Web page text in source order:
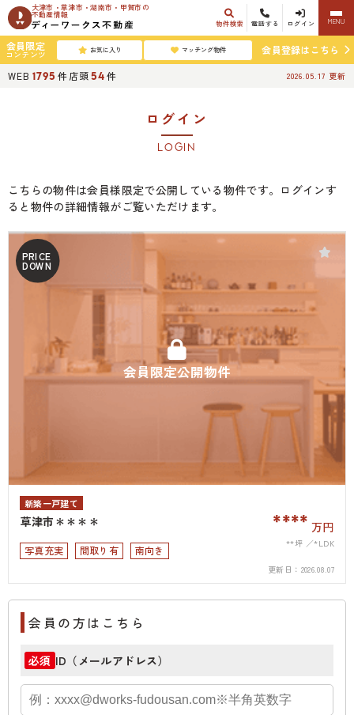
大津市・草津市・湖南市・甲賀市の
不動産情報
物件検索 電話する ログイン MENU
会員限定
コンテンツ お気に入り マッチング物件
会員登録はこちら
WEB 1795 件店頭54 件 2026.05.17 更新
ログイン
LOGIN
こちらの物件は会員様限定で公開している物件です。ログインす
ると物件の詳細情報がご覧いただけます。
会員限定公開物件
PRICE
DOWN
新築一戸建て
草津市＊＊＊＊ **** 万円
**坪 *LDK
写真充実 間取り有 南向き
更新日： 2026.08.07
会員の方はこちら
必須 ID（メールアドレス）